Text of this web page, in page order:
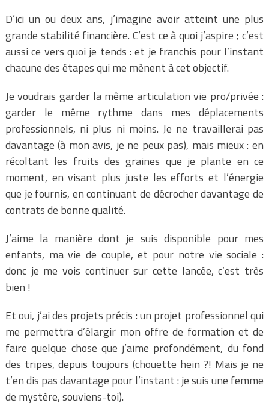
D’ici un ou deux ans, j’imagine avoir atteint une plus
grande stabilité financière. C’est ce à quoi j’aspire ; c’est
aussi ce vers quoi je tends : et je franchis pour l’instant
chacune des étapes qui me mènent à cet objectif.
Je voudrais garder la même articulation vie pro/privée :
garder le même rythme dans mes déplacements
professionnels, ni plus ni moins. Je ne travaillerai pas
davantage (à mon avis, je ne peux pas), mais mieux : en
récoltant les fruits des graines que je plante en ce
moment, en visant plus juste les efforts et l’énergie
que je fournis, en continuant de décrocher davantage de
contrats de bonne qualité.
J’aime la manière dont je suis disponible pour mes
enfants, ma vie de couple, et pour notre vie sociale :
donc je me vois continuer sur cette lancée, c’est très
bien !
Et oui, j’ai des projets précis : un projet professionnel qui
me permettra d’élargir mon offre de formation et de
faire quelque chose que j’aime profondément, du fond
des tripes, depuis toujours (chouette hein ?! Mais je ne
t’en dis pas davantage pour l’instant : je suis une femme
de mystère, souviens-toi).